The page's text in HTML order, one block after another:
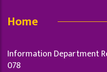
Home
Information Department
078